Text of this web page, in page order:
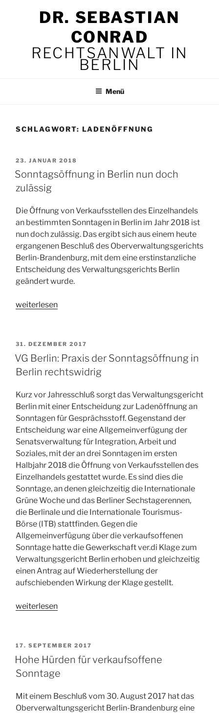
DR. SEBASTIAN
CONRAD
RECHTSANWALT IN
BERLIN
Menü
SCHLAGWORT: LADENÖFFNUNG
VERÖFFENTLICHT
AM
23. JANUAR 2018
Sonntagsöffnung in Berlin nun doch
zulässig
Die Öffnung von Verkaufsstellen des Einzelhandels
an bestimmten Sonntagen in Berlin im Jahr 2018 ist
nun doch zulässig. Das ergibt sich aus einem heute
ergangenen Beschluß des Oberverwaltungsgerichts
Berlin-Brandenburg, mit dem eine erstinstanzliche
Entscheidung des Verwaltungsgerichts Berlin
geändert wurde.
„Sonntagsöffnung
nun
zulässig“
weiterlesen
VERÖFFENTLICHT
AM
31. DEZEMBER 2017
VG Berlin: Praxis der Sonntagsöffnung in
Berlin rechtswidrig
Kurz vor Jahresschluß sorgt das Verwaltungsgericht
Berlin mit einer Entscheidung zur Ladenöffnung an
Sonntagen für Gesprächsstoff. Gegenstand der
Entscheidung war eine Allgemeinverfügung der
Senatsverwaltung für Integration, Arbeit und
Soziales, mit der an drei Sonntagen im ersten
Halbjahr 2018 die Öffnung von Verkaufsstellen des
Einzelhandels gestattet wurde. Es sind dies die
Sonntage, an denen gleichzeitig die Internationale
Grüne Woche und das Berliner Sechstagerennen,
die Berlinale und die Internationale Tourismus-
Börse (ITB) stattfinden. Gegen die
Allgemeinverfügung über die verkaufsoffenen
Sonntage hatte die Gewerkschaft ver.di Klage zum
Verwaltungsgericht Berlin erhoben und gleichzeitig
einen Antrag auf Wiederherstellung der
aufschiebenden Wirkung der Klage gestellt.
„VG
in
Berlin
weiterlesen
VERÖFFENTLICHT
AM
17. SEPTEMBER 2017
Hohe Hürden für verkaufsoffene
Sonntage
Mit einem Beschluß vom 30. August 2017 hat das
Oberverwaltungsgericht Berlin-Brandenburg eine